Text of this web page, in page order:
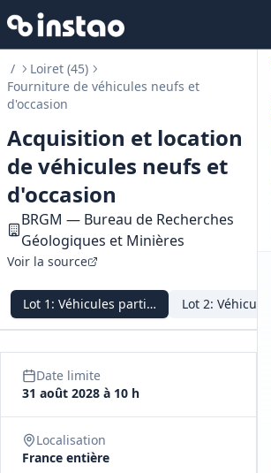
/
Loiret (45)
Fourniture de véhicules neufs et
d'occasion
Acquisition et location
de véhicules neufs et
d'occasion
BRGM — Bureau de Recherches
Géologiques et Minières
Voir la source
Lot 1 : Véhicules particuliers neufs
Lot 2:
Date limite
31 août 2028 à 10 h
Localisation
France entière